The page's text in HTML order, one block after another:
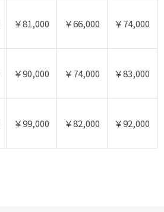
￥81,000 ￥66,000 ￥74,000
￥90,000 ￥74,000 ￥83,000
￥99,000 ￥82,000 ￥92,000